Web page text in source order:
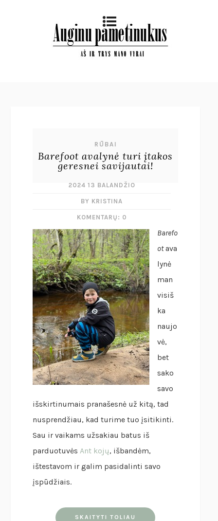
RŪBAI
Barefoot avalynė turi įtakos
geresnei savijautai!
2024 13 BALANDŽIO
BY KRISTINA
KOMENTARŲ: 0
Barefo
otava
lynė
man
visiš
ka
naujo
vė,
bet
sako
savo
išskirtinumais pranašesnė už kitą, tad
nusprendžiau, kad turime tuo įsitikinti.
Sau ir vaikams užsakiau batus iš
parduotuvėsAnt kojų, išbandėm,
ištestavom ir galim pasidalinti savo
įspūdžiais.
SKAITYTI TOLIAU